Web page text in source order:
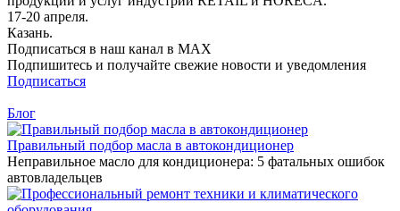
17-20 апреля.
Казань.
Подписаться в наш канал в MAX
Подпишитесь и получайте свежие новости и уведомления
Подписаться
Блог
Правильный подбор масла в автокондиционер
Неправильное масло для кондиционера: 5 фатальных ошибок
автовладельцев